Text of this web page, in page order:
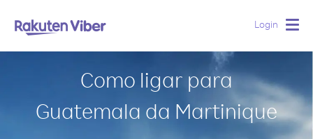
Login
Como ligar para
Guatemala da Martinique